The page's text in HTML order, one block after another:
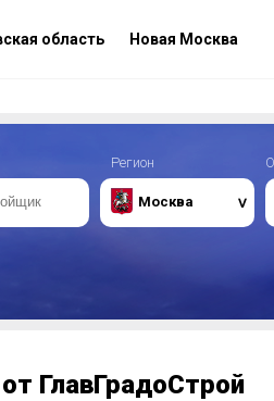
область Новая Москва
Регион
Москва
ГлавГрадоСтрой